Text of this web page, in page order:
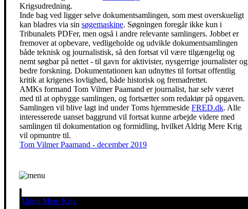
Krigsudredning.
Inde bag ved ligger selve dokumentsamlingen, som mest overskueligt
kan bladres via sin søgemaskine. Søgningen foregår ikke kun i
Tribunalets PDFer, men også i andre relevante samlingers. Jobbet er
fremover at opbevare, vedligeholde og udvikle dokumentsamlingen
både teknisk og journalistisk, så den fortsat vil være tilgængelig og
nemt søgbar på nettet - til gavn for aktivister, nysgerrige journalister og
bedre forskning. Dokumentationen kan udnyttes til fortsat offentlig
kritik at krigenes lovlighed, både historisk og fremadrettet.
AMKs formand Tom Vilmer Paamand er journalist, har selv været
med til at opbygge samlingen, og fortsætter som redaktør på opgaven.
Samlingen vil blive lagt ind under Toms hjemmeside FRED.dk. Alle
interesserede uanset baggrund vil fortsat kunne arbejde videre med
samlingen til dokumentation og formidling, hvilket Aldrig Mere Krig
vil opmuntre til.
Tom Vilmer Paamand - december 2019
Aldrig Mere Krig